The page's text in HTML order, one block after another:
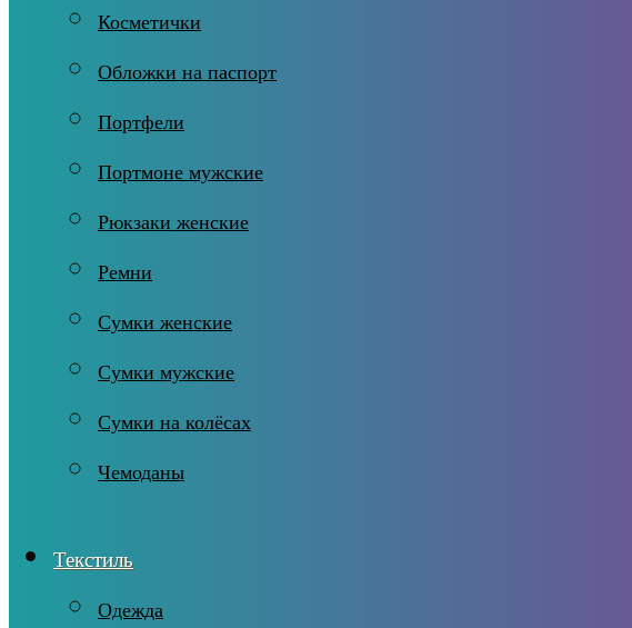
Косметички
Обложки на паспорт
Портфели
Портмоне мужские
Рюкзаки женские
Ремни
Сумки женские
Сумки мужские
Сумки на колёсах
Чемоданы
Текстиль
Одежда